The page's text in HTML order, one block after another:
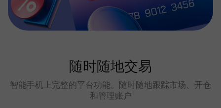
随时随地交易
智能手机上完整的平台功能。随时随地跟踪市场、开仓
和管理账户